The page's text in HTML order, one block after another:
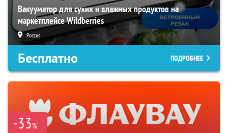
Вакууматор для сухих и влажных продуктов на
маркетплейсе Wildberries
Россия
Бесплатно ПОДРОБНЕЕ
-33%